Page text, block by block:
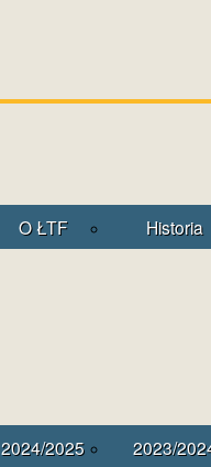
O ŁTF Historia
2024/2025
2023/